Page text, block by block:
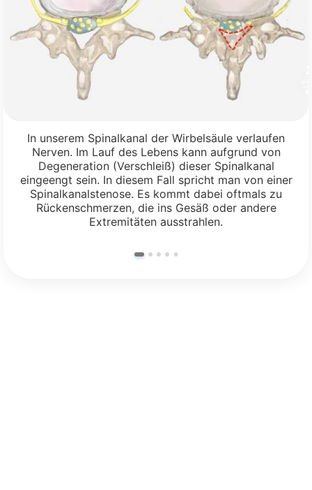
In unserem Spinalkanal der Wirbelsäule verlaufen
Nerven. Im Lauf des Lebens kann aufgrund von
Degeneration (Verschleiß) dieser Spinalkanal
eingeengt sein. In diesem Fall spricht man von einer
Spinalkanalstenose. Es kommt dabei oftmals zu
Rückenschmerzen, die ins Gesäß oder andere
Extremitäten ausstrahlen.